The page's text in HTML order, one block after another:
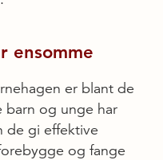
ensomme
er blant de
barn og unge har
de gi effektive
og fange